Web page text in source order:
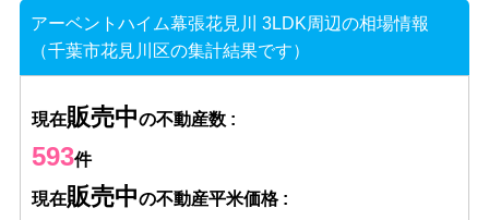
アーベントハイム幕張花見川 3LDK周辺の相場情報
（千葉市花見川区の集計結果です）
現在販売中の不動産数 :
593件
現在販売中の不動産平米価格 :